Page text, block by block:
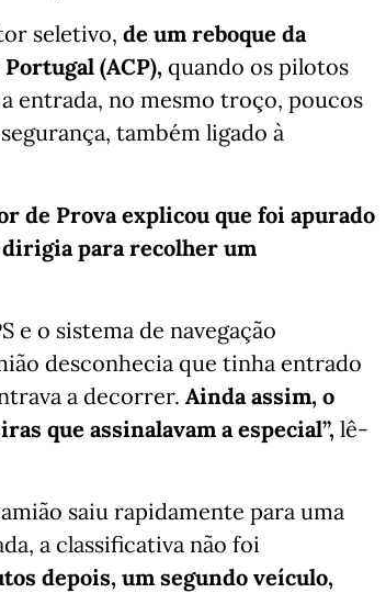
seletivo, de um reboque da
(ACP), quando os pilotos
entrada, no mesmo troço, poucos
também ligado à
de Prova explicou que foi apurado
para recolher um
e o sistema de navegação
desconhecia que tinha entrado
a decorrer. Ainda assim, o
que assinalavam a especial”, lê-
saiu rapidamente para uma
a classificativa não foi
depois, um segundo veículo,